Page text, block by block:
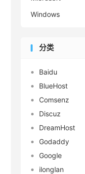
Windows
分类
Baidu
BlueHost
Comsenz
Discuz
DreamHost
Godaddy
Google
ilonglan